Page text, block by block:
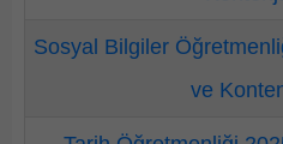
Sosyal Bilgiler
ve